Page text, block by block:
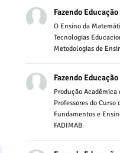
Fazendo Educação
O Ensino da
Tecnologias
Metodologias de
Fazendo Educação
Produção Acadêmica
Professores do Curso
Fundamentos e
FADIMAB